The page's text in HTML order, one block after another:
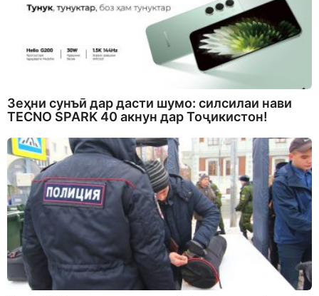
Зеҳни сунъӣ дар дасти шумо: силсилаи нави
TECNO SPARK 40 акнун дар Тоҷикистон!